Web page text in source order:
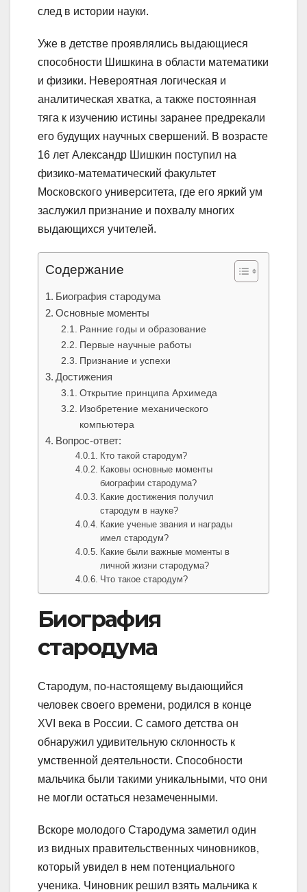
след в истории науки.
Уже в детстве проявлялись выдающиеся
способности Шишкина в области математики
и физики. Невероятная логическая и
аналитическая хватка, а также постоянная
тяга к изучению истины заранее предрекали
его будущих научных свершений. В возрасте
16 лет Александр Шишкин поступил на
физико-математический факультет
Московского университета, где его яркий ум
заслужил признание и похвалу многих
выдающихся учителей.
Содержание
Биография стародума
Основные моменты
Ранние годы и образование
Первые научные работы
Признание и успехи
Достижения
Открытие принципа Архимеда
Изобретение механического
компьютера
Вопрос-ответ:
Кто такой стародум?
Каковы основные моменты
биографии стародума?
Какие достижения получил
стародум в науке?
Какие ученые звания и награды
имел стародум?
Какие были важные моменты в
личной жизни стародума?
Что такое стародум?
Биография
стародума
Стародум, по-настоящему выдающийся
человек своего времени, родился в конце
XVI века в России. С самого детства он
обнаружил удивительную склонность к
умственной деятельности. Способности
мальчика были такими уникальными, что они
не могли остаться незамеченными.
Вскоре молодого Стародума заметил один
из видных правительственных чиновников,
который увидел в нем потенциального
ученика. Чиновник решил взять мальчика к